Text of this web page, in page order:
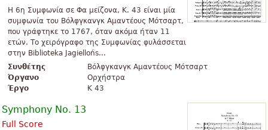
Η 6η Συμφωνία σε Φα μείζονα, K. 43 είναι μία
συμφωνία του Βόλφγκανγκ Αμαντέους Μότσαρτ,
που γράφτηκε το 1767, όταν ακόμα ήταν 11
ετών. Το χειρόγραφο της Συμφωνίας φυλάσσεται
στην Biblioteka Jagiellońs...
Συνθέτης
Βόλφγκανγκ Αμαντέους Μότσαρτ
Όργανο
Ορχήστρα
Έργο
K 43
Symphony No. 13
Full Score